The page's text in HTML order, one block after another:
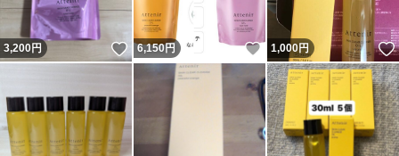
3,200円 いいね！
6,150円 いいね！
1,000円